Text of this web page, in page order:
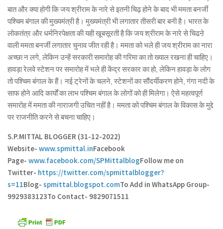
बात और क्या होगी कि जय श्रीराम के नारे से इतनी चिढ़ होने के बाद भी ममता बनर्जी
पश्चिम बंगाल की मुख्यमंत्री है। मुख्यमंत्री भी लगातार तीसरी बार बनी है। भारत के
लोकतंत्र और धर्मनिरपेक्षता की यही खूबसूरती है कि जय श्रीराम के नारे से चिढऩे
वाली ममता बनर्जी लगातार चुनाव जीत रही है। ममता को भले ही जय श्रीराम का नारा
अच्छा न लगे, लेकिन उन्हें सरकारी समारोह की गरिमा का तो ख्याल रखना ही चाहिए।
हावड़ा रेलवे स्टेशन पर समारोह में भले ही केंद्र सरकार का हो, लेकिन हावड़ा के लोग
तो पश्चिम बंगाल के हैं। नई ट्रेनों के चलने, स्टेशनों का सौंदर्यीकरण होने, गंगा नदी के
साफ होने आदि कार्यों का लाभ पश्चिम बंगाल के लोगों को ही मिलेगा। ऐसे महत्वपूर्ण
समारोह में ममता की नाराजगी उचित नहीं है। ममता को पश्चिम बंगाल के विकास के मुद्दे
पर राजनीति करने से बचना चाहिए।
S.P.MITTAL BLOGGER (31-12-2022)
Website- www.spmittal.inFacebook
Page- www.facebook.com/SPMittalblogFollow me on
Twitter- https://twitter.com/spmittalblogger?
s=11Blog- spmittal.blogspot.comTo Add in WhatsApp Group-
9929383123To Contact- 9829071511